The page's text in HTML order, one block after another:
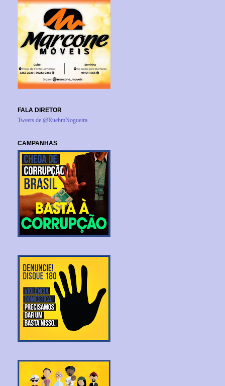
FALA DIRETOR
Tweets de @RuebmNogueira
CAMPANHAS